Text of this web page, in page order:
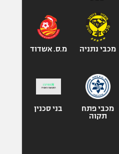
אופניים
ספורט מוטורי
כדורמים
בייסבול MLB
ספורט אתגרי
אומנויות לחימה
מכבי נתניה מ.ס. אשדוד
מכבי פתח
תקוה
בני סכנין